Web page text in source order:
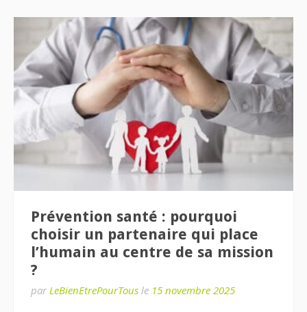
Prévention santé : pourquoi
choisir un partenaire qui place
l’humain au centre de sa mission
?
par LeBienEtrePourTous le 15 novembre 2025